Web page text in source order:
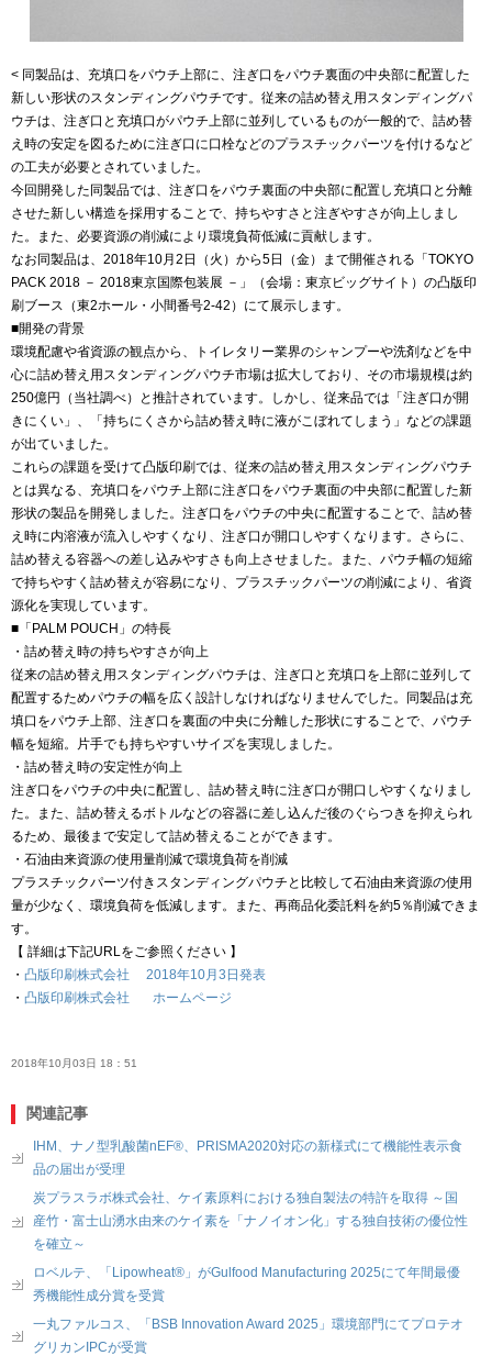
< 同製品は、充填口をパウチ上部に、注ぎ口をパウチ裏面の中央部に配置した
新しい形状のスタンディングパウチです。従来の詰め替え用スタンディングパ
ウチは、注ぎ口と充填口がパウチ上部に並列しているものが一般的で、詰め替
え時の安定を図るために注ぎ口に口栓などのプラスチックパーツを付けるなど
の工夫が必要とされていました。
今回開発した同製品では、注ぎ口をパウチ裏面の中央部に配置し充填口と分離
させた新しい構造を採用することで、持ちやすさと注ぎやすさが向上しまし
た。また、必要資源の削減により環境負荷低減に貢献します。
なお同製品は、2018年10月2日（火）から5日（金）まで開催される「TOKYO
PACK 2018 － 2018東京国際包装展 －」（会場：東京ビッグサイト）の凸版印
刷ブース（東2ホール・小間番号2-42）にて展示します。
■開発の背景
環境配慮や省資源の観点から、トイレタリー業界のシャンプーや洗剤などを中
心に詰め替え用スタンディングパウチ市場は拡大しており、その市場規模は約
250億円（当社調べ）と推計されています。しかし、従来品では「注ぎ口が開
きにくい」、「持ちにくさから詰め替え時に液がこぼれてしまう」などの課題
が出ていました。
これらの課題を受けて凸版印刷では、従来の詰め替え用スタンディングパウチ
とは異なる、充填口をパウチ上部に注ぎ口をパウチ裏面の中央部に配置した新
形状の製品を開発しました。注ぎ口をパウチの中央に配置することで、詰め替
え時に内溶液が流入しやすくなり、注ぎ口が開口しやすくなります。さらに、
詰め替える容器への差し込みやすさも向上させました。また、パウチ幅の短縮
で持ちやすく詰め替えが容易になり、プラスチックパーツの削減により、省資
源化を実現しています。
■「PALM POUCH」の特長
・詰め替え時の持ちやすさが向上
従来の詰め替え用スタンディングパウチは、注ぎ口と充填口を上部に並列して
配置するためパウチの幅を広く設計しなければなりませんでした。同製品は充
填口をパウチ上部、注ぎ口を裏面の中央に分離した形状にすることで、パウチ
幅を短縮。片手でも持ちやすいサイズを実現しました。
・詰め替え時の安定性が向上
注ぎ口をパウチの中央に配置し、詰め替え時に注ぎ口が開口しやすくなりまし
た。また、詰め替えるボトルなどの容器に差し込んだ後のぐらつきを抑えられ
るため、最後まで安定して詰め替えることができます。
・石油由来資源の使用量削減で環境負荷を削減
プラスチックパーツ付きスタンディングパウチと比較して石油由来資源の使用
量が少なく、環境負荷を低減します。また、再商品化委託料を約5％削減できま
す。
【 詳細は下記URLをご参照ください 】
・ 凸版印刷株式会社 2018年10月3日発表
・ 凸版印刷株式会社 ホームページ
2018年10月03日 18：51
関連記事
IHM、ナノ型乳酸菌nEF®、PRISMA2020対応の新様式にて機能性表示食
品の届出が受理
炭プラスラボ株式会社、ケイ素原料における独自製法の特許を取得 ～国
産竹・富士山湧水由来のケイ素を「ナノイオン化」する独自技術の優位性
を確立～
ロベルテ、「Lipowheat®」がGulfood Manufacturing 2025にて年間最優
秀機能性成分賞を受賞
一丸ファルコス、「BSB Innovation Award 2025」環境部門にてプロテオ
グリカンIPCが受賞